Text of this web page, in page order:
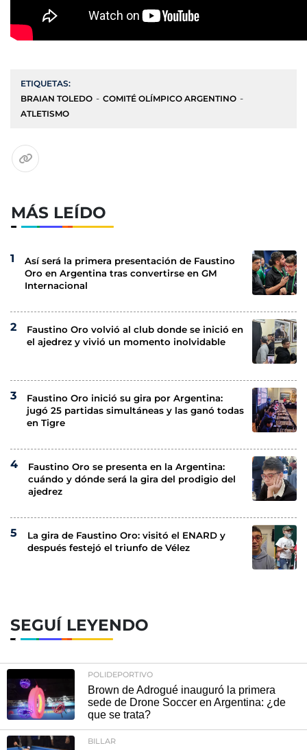
ETIQUETAS:
BRAIAN TOLEDO
COMITÉ OLÍMPICO ARGENTINO
ATLETISMO
MÁS LEÍDO
Así será la primera presentación de Faustino
Oro en Argentina tras convertirse en GM
Internacional
Faustino Oro volvió al club donde se inició en
el ajedrez y vivió un momento inolvidable
Faustino Oro inició su gira por Argentina:
jugó 25 partidas simultáneas y las ganó todas
en Tigre
Faustino Oro se presenta en la Argentina:
cuándo y dónde será la gira del prodigio del
ajedrez
La gira de Faustino Oro: visitó el ENARD y
después festejó el triunfo de Vélez
SEGUÍ LEYENDO
POLIDEPORTIVO
Brown de Adrogué inauguró la primera
sede de Drone Soccer en Argentina: ¿de
que se trata?
BILLAR